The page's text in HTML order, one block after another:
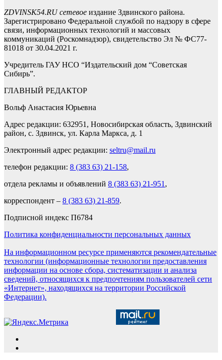
ZDVINSK54.RU сетевое издание Здвинского района.
Зарегистрировано Федеральной службой по надзору в сфере
связи, информационных технологий и массовых
коммуникаций (Роскомнадзор), свидетельство Эл № ФС77-
81018 от 30.04.2021 г.
Учредитель ГАУ НСО “Издательский дом “Советская
Сибирь”.
ГЛАВНЫЙ РЕДАКТОР
Вольф Анастасия Юрьевна
Адрес редакции: 632951, Новосибирская область, Здвинский
район, с. Здвинск, ул. Карла Маркса, д. 1
Электронный адрес редакции: seltru@mail.ru
телефон редакции: 8 (383 63) 21-158,
отдела рекламы и объявлений 8 (383 63) 21-951 ,
корреспондент – 8 (383 63) 21-859.
Подписной индекс П6784
Политика конфиденциальности персональных данных
На информационном ресурсе применяются рекомендательные
технологии (информационные технологии предоставления
информации на основе сбора, систематизации и анализа
сведений, относящихся к предпочтениям пользователей сети
«Интернет», находящихся на территории Российской
Федерации).